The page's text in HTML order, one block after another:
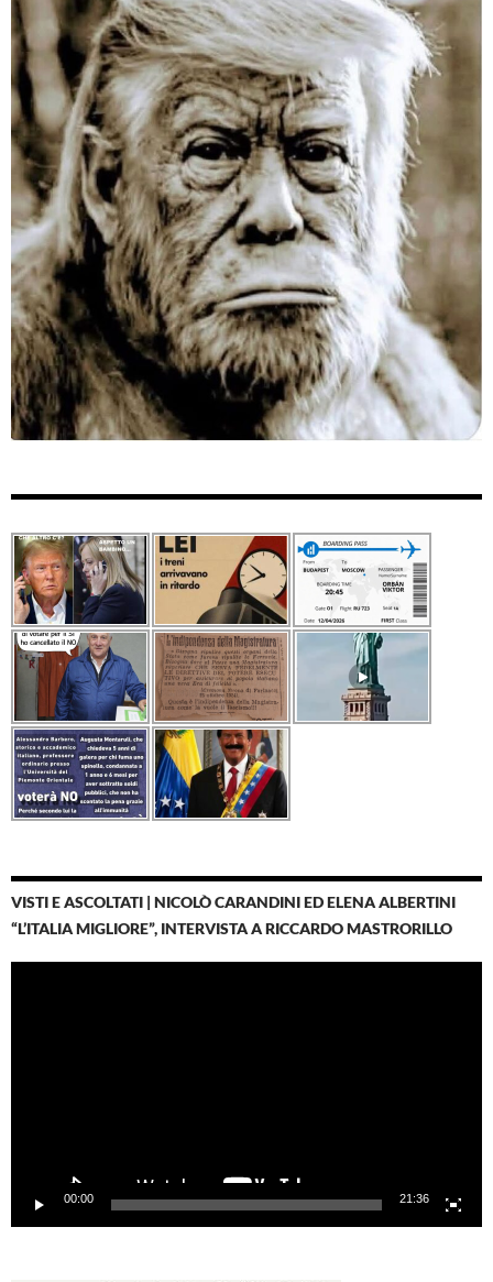
VISTI E ASCOLTATI | NICOLÒ CARANDINI ED ELENA ALBERTINI
“L’ITALIA MIGLIORE”, INTERVISTA A RICCARDO MASTRORILLO
00:00 21:36